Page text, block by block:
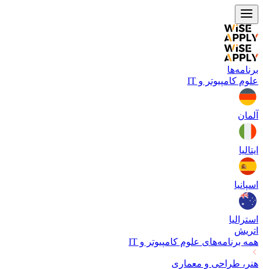
برنامه‌ها
علوم کامپیوتر و IT
آلمان
ایتالیا
اسپانیا
استرالیا
اتریش
همه برنامه‌های علوم کامپیوتر و IT
هنر، طراحی و معماری